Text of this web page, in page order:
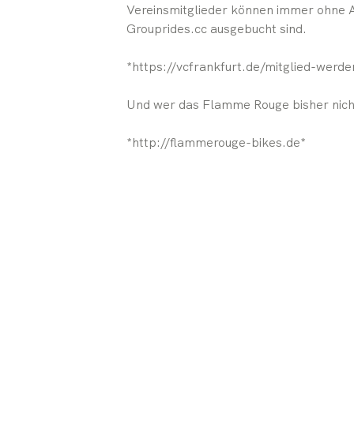
Vereinsmitglieder können immer ohne
Grouprides.cc ausgebucht sind.
*https://vcfrankfurt.de/mitglied-
Und wer das Flamme Rouge bisher
*http://flammerouge-bikes.de*